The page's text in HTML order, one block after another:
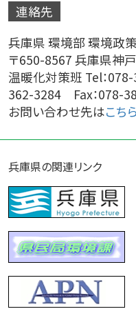
連絡先
兵庫県 環境部 環境政
〒650-8567 兵庫県神
温暖化対策班 Tel：
362-3284 Fax：078-
お問い合わせ先はこちら
兵庫県の関連リンク